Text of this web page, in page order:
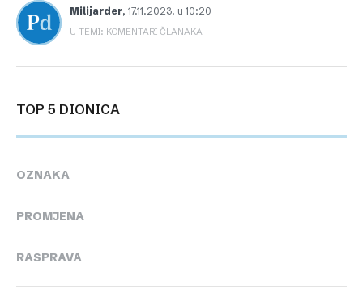
Milijarder, 17.11.2023. u 10:20
U TEMI: KOMENTARI ČLANAKA
TOP 5 DIONICA
OZNAKA
PROMJENA
RASPRAVA